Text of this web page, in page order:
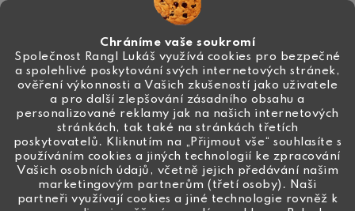
Chráníme vaše soukromí
Společnost Rangl Lukáš využívá cookies pro bezpečné
a spolehlivé poskytování svých internetových stránek,
ověření výkonnosti a Vašich zkušeností jako uživatele
a pro další zlepšování zásadního obsahu a
personalizované reklamy jak na našich internetových
stránkách, tak také na stránkách třetích
poskytovatelů. Kliknutím na „Přijmout vše“ souhlasíte s
používáním cookies a jiných technologií ke zpracování
Vašich osobních údajů, včetně jejich předávání našim
marketingovým partnerům (třetí osoby). Naši
partneři využívají cookies a jiné technologie rovněž k
info@ceske-koralky.cz
+420 774 444 191